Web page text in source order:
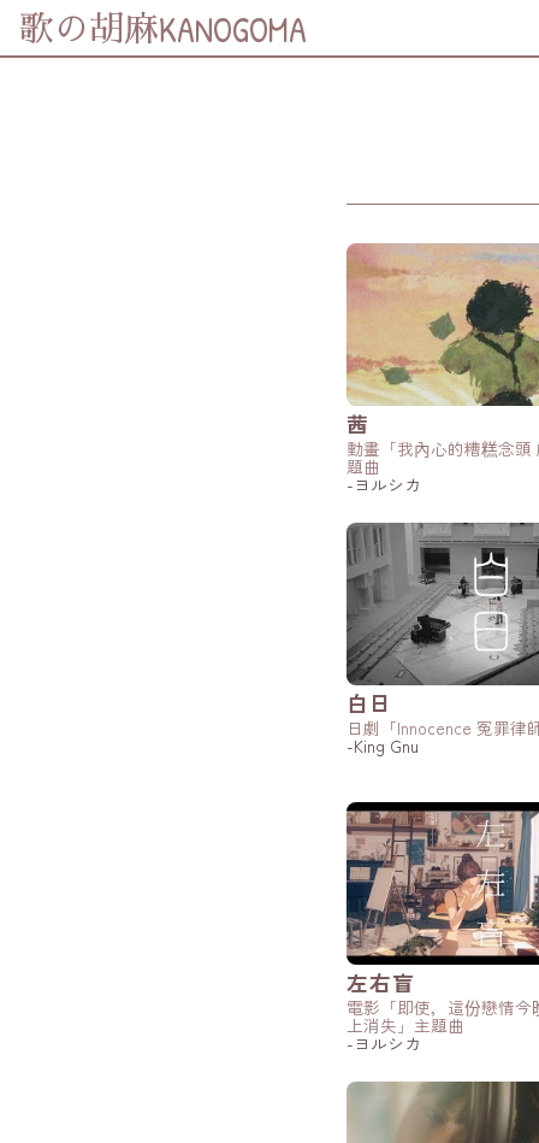
歌の胡麻KANOGOMA
(Twitter)
Whatsapp
複製鏈結
茜
動畫「我內心的糟糕念頭
題曲
-ヨルシカ
白日
日劇「Innocence 冤罪律
-King Gnu
左右盲
電影「即使，這份戀情今
上消失」主題曲
-ヨルシカ